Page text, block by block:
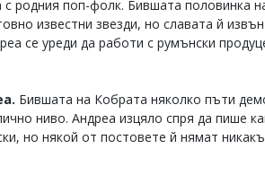
с родния поп-фолк. Бившата половинка
известни звезди, но славата й
се уреди да работи с румънски
Бившата на Кобрата няколко пъти
ниво. Андреа изцяло спря да пише
но някой от постовете й нямат